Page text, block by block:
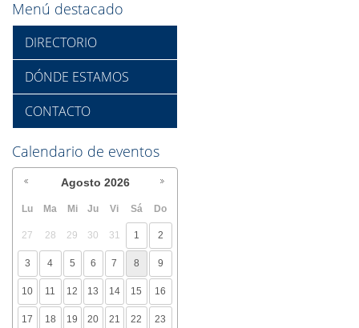
Menú destacado
DIRECTORIO
DÓNDE ESTAMOS
CONTACTO
Calendario de eventos
Agosto 2026
Lu Ma Mi Ju Vi Sá Do
27 28 29 30 31 1 2
3 4 5 6 7 8 9
10 11 12 13 14 15 16
17 18 19 20 21 22 23